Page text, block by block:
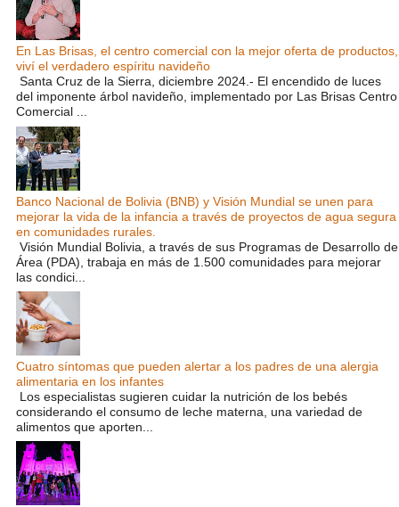
En Las Brisas, el centro comercial con la mejor oferta de productos,
viví el verdadero espíritu navideño
Santa Cruz de la Sierra, diciembre 2024.- El encendido de luces
del imponente árbol navideño, implementado por Las Brisas Centro
Comercial ...
Banco Nacional de Bolivia (BNB) y Visión Mundial se unen para
mejorar la vida de la infancia a través de proyectos de agua segura
en comunidades rurales.
Visión Mundial Bolivia, a través de sus Programas de Desarrollo de
Área (PDA), trabaja en más de 1.500 comunidades para mejorar
las condici...
Cuatro síntomas que pueden alertar a los padres de una alergia
alimentaria en los infantes
Los especialistas sugieren cuidar la nutrición de los bebés
considerando el consumo de leche materna, una variedad de
alimentos que aporten...